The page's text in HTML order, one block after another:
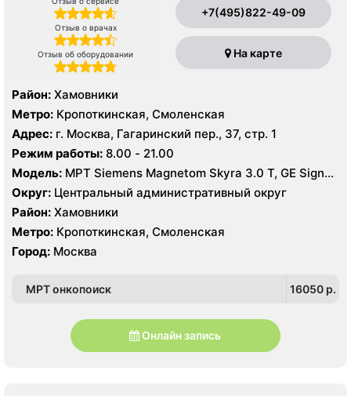
Отзыв о врачах
Отзыв об оборудовании
+7(495)822-49-09
На карте
Район: Хамовники
Метро: Кропоткинская, Смоленская
Адрес: г. Москва, Гагаринский пер., 37, стр. 1
Режим работы: 8.00 - 21.00
Модель: МРТ Siemens Magnetom Skyra 3.0 Т, GE Signa
HDx 1.5 T, КТ Siemens Somatom Difinition Flash 256
срезов, Phillips Brilliance 64 среза, УЗИ Philips HD15
Округ: Центральный административный округ
Район: Хамовники
Метро: Кропоткинская, Смоленская
Город: Москва
МРТ онкопоиск 16050 p.
Онлайн запись